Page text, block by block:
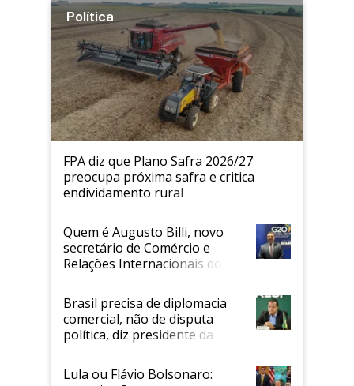
Política
FPA diz que Plano Safra 2026/27
preocupa próxima safra e critica
endividamento rural
Quem é Augusto Billi, novo
secretário de Comércio e
Relações Internacionais do
Mapa
Brasil precisa de diplomacia
comercial, não de disputa
política, diz presidente da
Faesp
Lula ou Flávio Bolsonaro: